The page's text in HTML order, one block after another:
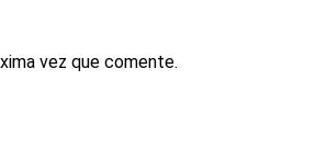
vez que comente.